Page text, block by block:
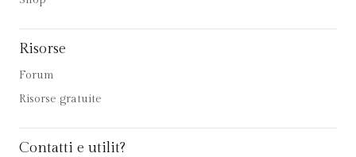
Risorse
Forum
Risorse gratuite
Contatti e utilit?